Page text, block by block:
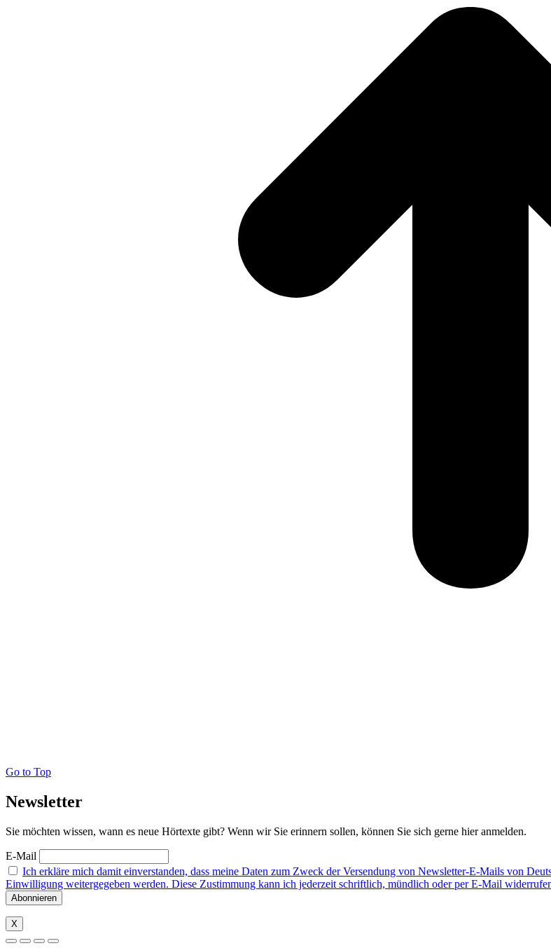
Go to Top
Newsletter
Sie möchten wissen, wann es neue Hörtexte gibt? Wenn wir Sie erinnern sollen, können Sie sich gerne hier anmelden.
E-Mail
Ich erkläre mich damit einverstanden, dass meine Daten zum Zweck der Versendung von Newsletter-E-Mails von
Einwilligung weitergegeben werden. Diese Zustimmung kann ich jederzeit schriftlich, mündlich oder per E-Mail
X